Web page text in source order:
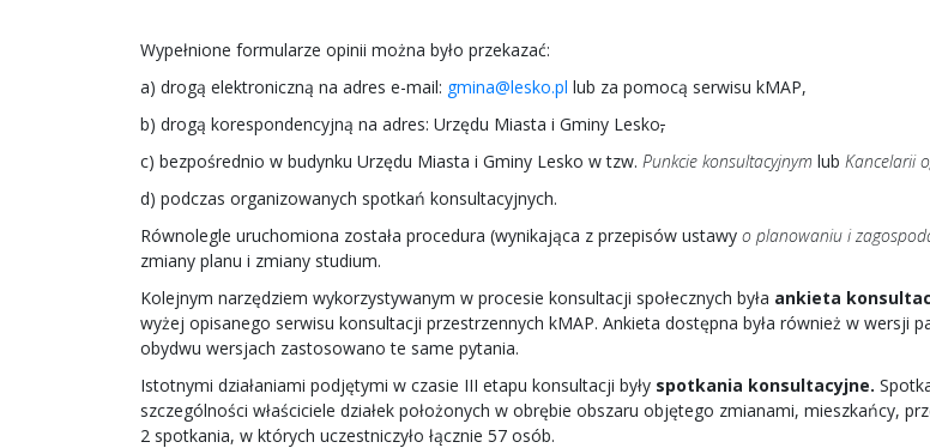
Wypełnione formularze opinii można było przekazać:
a) drogą elektroniczną na adres e-mail: gmina@lesko.pl lub za pomocą serwisu kMAP,
b) drogą korespondencyjną na adres: Urzędu Miasta i Gminy Lesko,
c) bezpośrednio w budynku Urzędu Miasta i Gminy Lesko w tzw. Punkcie konsultacyjnym lub Kancelarii
d) podczas organizowanych spotkań konsultacyjnych.
Równolegle uruchomiona została procedura (wynikająca z przepisów ustawy o planowaniu i
zmiany planu i zmiany studium.
Kolejnym narzędziem wykorzystywanym w procesie konsultacji społecznych była ankieta
wyżej opisanego serwisu konsultacji przestrzennych kMAP. Ankieta dostępna była również w wersji
obydwu wersjach zastosowano te same pytania.
Istotnymi działaniami podjętymi w czasie III etapu konsultacji były spotkania konsultacyjne.
szczególności właściciele działek położonych w obrębie obszaru objętego zmianami, mieszkańcy,
2 spotkania, w których uczestniczyło łącznie 57 osób.